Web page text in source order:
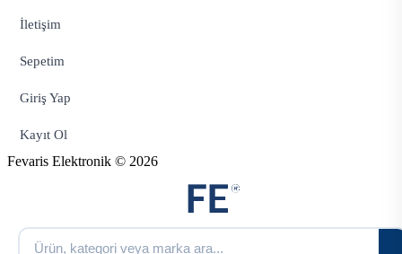
İletişim
Sepetim
Giriş Yap
Kayıt Ol
Fevaris Elektronik © 2026